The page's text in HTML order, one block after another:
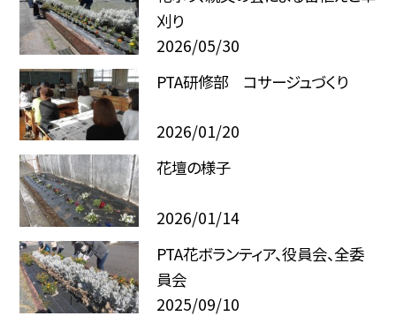
刈り
2026/05/30
PTA研修部 コサージュづくり
2026/01/20
花壇の様子
2026/01/14
PTA花ボランティア、役員会、全委
員会
2025/09/10